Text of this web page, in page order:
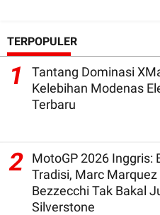
TERPOPULER
1
Tantang Dominasi
Kelebihan Modenas
Terbaru
2
MotoGP 2026 Inggris:
Tradisi, Marc
Bezzecchi Tak Bakal
Silverstone